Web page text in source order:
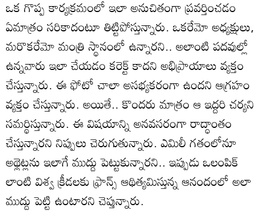
ఒక గొప్ప కార్యక్రమంలో ఇలా అనుచితంగా ప్రవర్తించడం
ఏమాత్రం సరికాదంటూ తిట్టిపోస్తున్నారు. ఒకరేమో అధ్యక్షులు,
మరొకరేమో మంత్రి స్థానంలో ఉన్నారని.. అలాంటి పదవుల్లో
ఉన్నవారు ఇలా చేయడం కరెక్ట్ కాదని అభిప్రాయాలు వ్యక్తం
చేస్తున్నారు. ఈ ఫోటో చాలా అసభ్యకరంగా ఉందని ఆగ్రహం
వ్యక్తం చేస్తున్నారు. అయితే.. కొందరు మాత్రం ఆ ఇద్దరి చర్యని
సమర్థిస్తున్నారు. ఈ విషయాన్ని అనవసరంగా రాద్ధాంతం
చేస్తున్నారని నిప్పులు చెరుగుతున్నారు. ఎమిలీ గతంలోనూ
అథ్లెట్లను ఇలాగే ముద్దు పెట్టుకున్నారని.. ఇప్పుడు ఒలంపిక్
లాంటి విశ్వ క్రీడలకు ఫ్రాన్స్ ఆథిత్యమిస్తున్న ఆనందంలో అలా
ముద్దు పెట్టి ఉంటారని చెప్తున్నారు.